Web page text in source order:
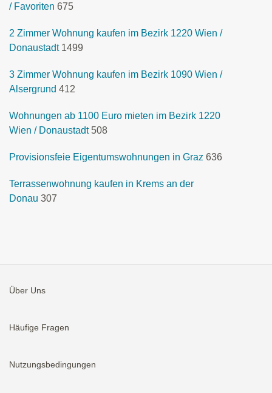
/ Favoriten 675
2 Zimmer Wohnung kaufen im Bezirk 1220 Wien /
Donaustadt 1499
3 Zimmer Wohnung kaufen im Bezirk 1090 Wien /
Alsergrund 412
Wohnungen ab 1100 Euro mieten im Bezirk 1220
Wien / Donaustadt 508
Provisionsfeie Eigentumswohnungen in Graz 636
Terrassenwohnung kaufen in Krems an der
Donau 307
Über Uns
Häufige Fragen
Nutzungsbedingungen